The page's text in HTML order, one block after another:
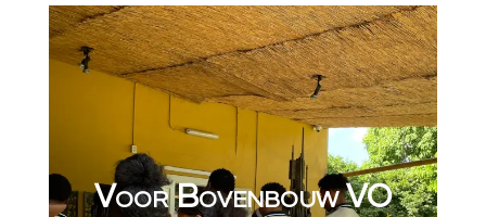
Voor Bovenbouw VO